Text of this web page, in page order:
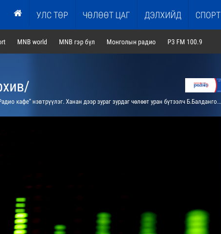
УЛС ТӨР ЧӨЛӨӨТ ЦАГ ДЭЛХИЙД СПОРТ
MNB world MNB гэр бүл Монголын радио P3 FM 100.9
кафе” нэвтрүүлэг. Ханан дээр зураг зурдаг чөлөөт уран бүтээлч Б.Балдангомботой ярилцана. /давтана/